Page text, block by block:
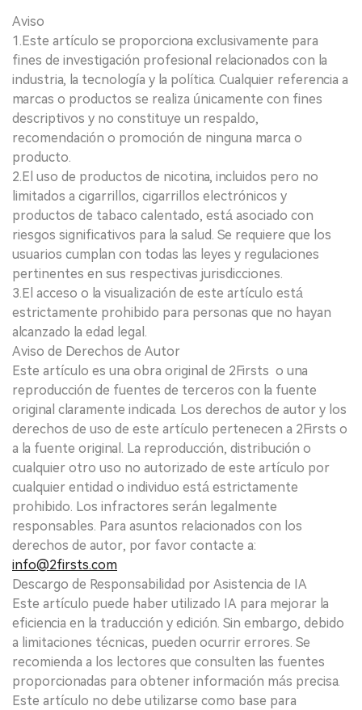
Aviso
1.Este artículo se proporciona exclusivamente para
fines de investigación profesional relacionados con la
industria, la tecnología y la política. Cualquier referencia a
marcas o productos se realiza únicamente con fines
descriptivos y no constituye un respaldo,
recomendación o promoción de ninguna marca o
producto.
2.El uso de productos de nicotina, incluidos pero no
limitados a cigarrillos, cigarrillos electrónicos y
productos de tabaco calentado, está asociado con
riesgos significativos para la salud. Se requiere que los
usuarios cumplan con todas las leyes y regulaciones
pertinentes en sus respectivas jurisdicciones.
3.El acceso o la visualización de este artículo está
estrictamente prohibido para personas que no hayan
alcanzado la edad legal.
Aviso de Derechos de Autor
Este artículo es una obra original de 2Firsts o una
reproducción de fuentes de terceros con la fuente
original claramente indicada. Los derechos de autor y los
derechos de uso de este artículo pertenecen a 2Firsts o
a la fuente original. La reproducción, distribución o
cualquier otro uso no autorizado de este artículo por
cualquier entidad o individuo está estrictamente
prohibido. Los infractores serán legalmente
responsables. Para asuntos relacionados con los
derechos de autor, por favor contacte a:
info@2firsts.com
Descargo de Responsabilidad por Asistencia de IA
Este artículo puede haber utilizado IA para mejorar la
eficiencia en la traducción y edición. Sin embargo, debido
a limitaciones técnicas, pueden ocurrir errores. Se
recomienda a los lectores que consulten las fuentes
proporcionadas para obtener información más precisa.
Este artículo no debe utilizarse como base para